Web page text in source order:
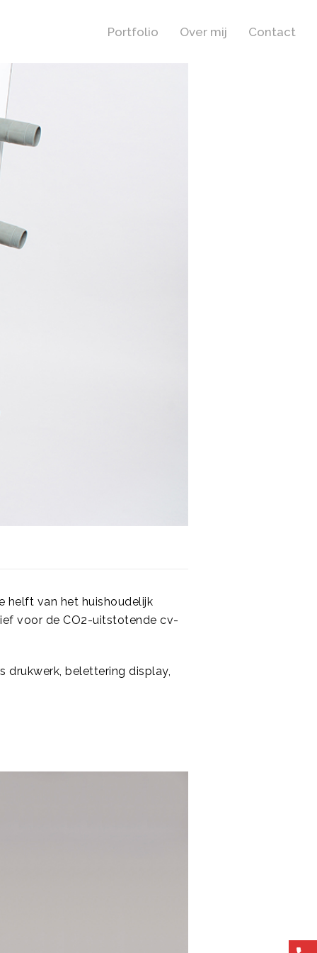
Portfolio Over mij Contact
helft van het huishoudelijk
voor de CO2-uitstotende cv-
drukwerk, belettering display,